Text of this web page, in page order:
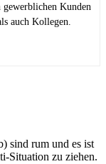
Kunden
auch Kollegen.
sind rum und es ist
Situation zu ziehen.